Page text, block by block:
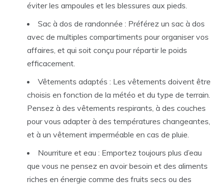
éviter les ampoules et les blessures aux pieds.
Sac à dos de randonnée : Préférez un sac à dos
avec de multiples compartiments pour organiser vos
affaires, et qui soit conçu pour répartir le poids
efficacement.
Vêtements adaptés : Les vêtements doivent être
choisis en fonction de la météo et du type de terrain.
Pensez à des vêtements respirants, à des couches
pour vous adapter à des températures changeantes,
et à un vêtement imperméable en cas de pluie.
Nourriture et eau : Emportez toujours plus d’eau
que vous ne pensez en avoir besoin et des aliments
riches en énergie comme des fruits secs ou des